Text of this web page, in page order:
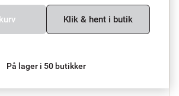
Klik & hent i butik
På lager i 50 butikker